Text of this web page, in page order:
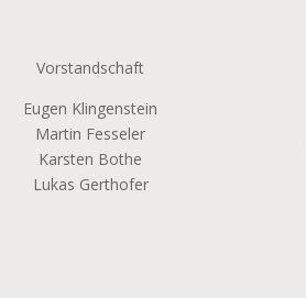
Vorstandschaft
Eugen Klingenstein
Martin Fesseler
Karsten Bothe
Lukas Gerthofer